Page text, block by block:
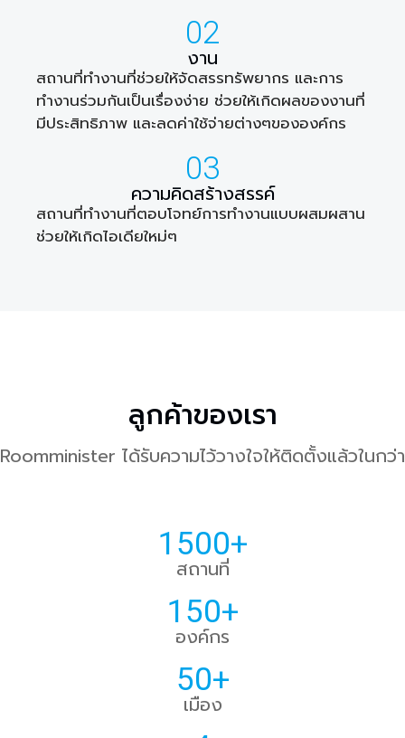
02
งาน
สถานที่ทำงานที่ช่วยให้จัดสรรทรัพยากร และการ
ทำงานร่วมกันเป็นเรื่องง่าย ช่วยให้เกิดผลของงานที่
มีประสิทธิภาพ และลดค่าใช้จ่ายต่างๆขององค์กร
03
ความคิดสร้างสรรค์
สถานที่ทำงานที่ตอบโจทย์การทำงานแบบผสมผสาน
ช่วยให้เกิดไอเดียใหม่ๆ
ลูกค้าของเรา
Roomminister ได้รับความไว้วางใจให้ติดตั้งแล้วในกว่า
1500+
สถานที่
150+
องค์กร
50+
เมือง